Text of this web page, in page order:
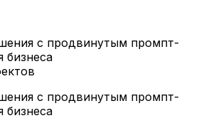
с продвинутым промпт-
бизнеса
с продвинутым промпт-
бизнеса